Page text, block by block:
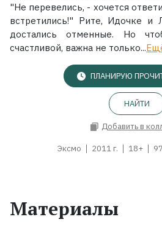
"Не перевелись, - хочется
встретились!" Рите, Идочке и
достались отменные. Но
счастливой, важна не только...
ПЛАНИРУЮ
НАЙТИ
Добавить в
Эксмо 2011 г. 18+
Материалы